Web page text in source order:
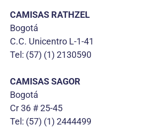
CAMISAS RATHZEL
Bogotá
C.C. Unicentro L-1-41
Tel: (57) (1) 2130590
CAMISAS SAGOR
Bogotá
Cr 36 # 25-45
Tel: (57) (1) 2444499